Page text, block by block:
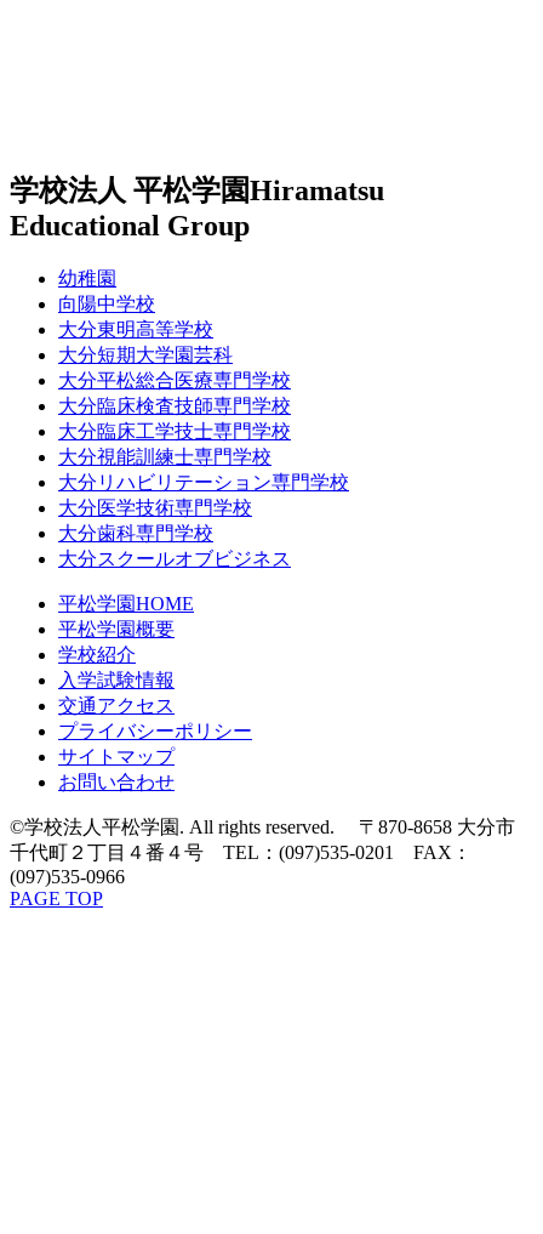
学校法人 平松学園Hiramatsu
Educational Group
幼稚園
向陽中学校
大分東明高等学校
大分短期大学園芸科
大分平松総合医療専門学校
大分臨床検査技師専門学校
大分臨床工学技士専門学校
大分視能訓練士専門学校
大分リハビリテーション専門学校
大分医学技術専門学校
大分歯科専門学校
大分スクールオブビジネス
平松学園HOME
平松学園概要
学校紹介
入学試験情報
交通アクセス
プライバシーポリシー
サイトマップ
お問い合わせ
©学校法人平松学園. All rights reserved. 〒870-8658 大分市
千代町２丁目４番４号 TEL：(097)535-0201 FAX：
(097)535-0966
PAGE TOP